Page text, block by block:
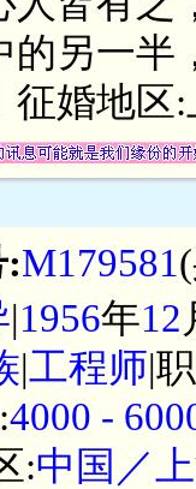
的另一半
征婚地区
M179581
|1956年12
|工程师|
4000 -
:中国／